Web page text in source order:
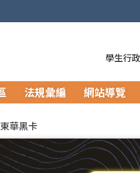
學生行
法規彙編 網站導覽
東華黑卡